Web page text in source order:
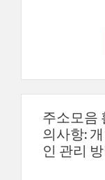
주소모음
의사항:
인 관리